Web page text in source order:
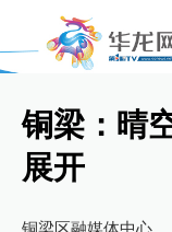
铜梁：晴
展开